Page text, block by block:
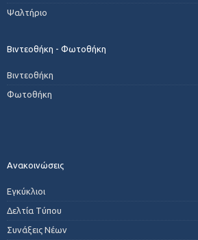
Ψαλτήριο
Βιντεοθήκη - Φωτοθήκη
Βιντεοθήκη
Φωτοθήκη
Ανακοινώσεις
Εγκύκλιοι
Δελτία Τύπου
Συνάξεις Νέων